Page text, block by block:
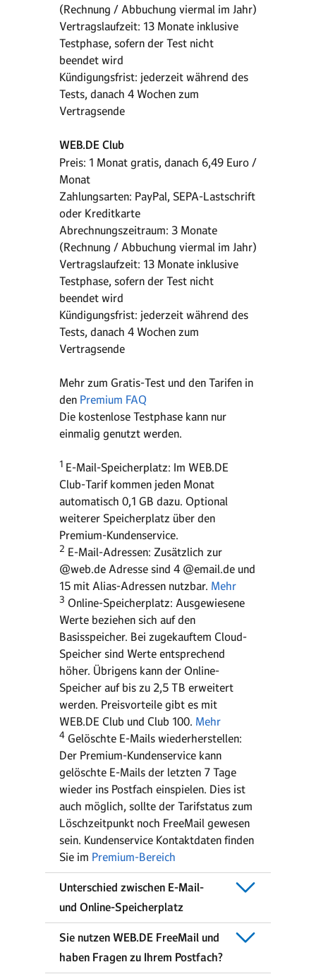
(Rechnung / Abbuchung viermal im Jahr)
Vertragslaufzeit: 13 Monate inklusive
Testphase, sofern der Test nicht
beendet wird
Kündigungsfrist: jederzeit während des
Tests, danach 4 Wochen zum
Vertragsende
WEB.DE Club
Preis: 1 Monat gratis, danach 6,49 Euro /
Monat
Zahlungsarten: PayPal, SEPA-Lastschrift
oder Kreditkarte
Abrechnungszeitraum: 3 Monate
(Rechnung / Abbuchung viermal im Jahr)
Vertragslaufzeit: 13 Monate inklusive
Testphase, sofern der Test nicht
beendet wird
Kündigungsfrist: jederzeit während des
Tests, danach 4 Wochen zum
Vertragsende
Mehr zum Gratis-Test und den Tarifen in
den Premium FAQ
Die kostenlose Testphase kann nur
einmalig genutzt werden.
1 E-Mail-Speicherplatz: Im WEB.DE
Club-Tarif kommen jeden Monat
automatisch 0,1 GB dazu. Optional
weiterer Speicherplatz über den
Premium-Kundenservice.
2 E-Mail-Adressen: Zusätzlich zur
@web.de Adresse sind 4 @email.de und
15 mit Alias-Adressen nutzbar. Mehr
3 Online-Speicherplatz: Ausgewiesene
Werte beziehen sich auf den
Basisspeicher. Bei zugekauftem Cloud-
Speicher sind Werte entsprechend
höher. Übrigens kann der Online-
Speicher auf bis zu 2,5 TB erweitert
werden. Preisvorteile gibt es mit
WEB.DE Club und Club 100. Mehr
4 Gelöschte E-Mails wiederherstellen:
Der Premium-Kundenservice kann
gelöschte E-Mails der letzten 7 Tage
wieder ins Postfach einspielen. Dies ist
auch möglich, sollte der Tarifstatus zum
Löschzeitpunkt noch FreeMail gewesen
sein. Kundenservice Kontaktdaten finden
Sie im Premium-Bereich
Unterschied zwischen E-Mail-
und Online-Speicherplatz
Sie nutzen WEB.DE FreeMail und
haben Fragen zu Ihrem Postfach?